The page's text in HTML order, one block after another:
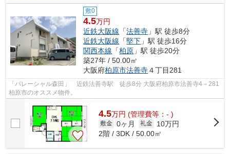
敷0
4.5万円
近鉄大阪線 「法善寺 」駅 徒歩8分
近鉄大阪線 「堅下 」駅 徒歩16分
関西本線 「柏原 」駅 徒歩20分
築27年 / 50.00㎡
大阪府柏原市法善寺４丁目281
「パレーシャル森田」 近鉄法善寺駅 徒歩8分 大阪府柏原市法善寺4－281
柏原市のオススメ物件。
4.5万円 (管理費等：- )
敷金 0ヶ月 礼金
10万円
2階 / 3DK / 50.00㎡